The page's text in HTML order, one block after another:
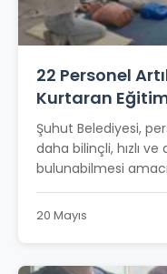
22 Personel
Kurtaran
Şuhut Belediyesi,
daha bilinçli, hızlı
bulunabilmesi
20 Mayıs